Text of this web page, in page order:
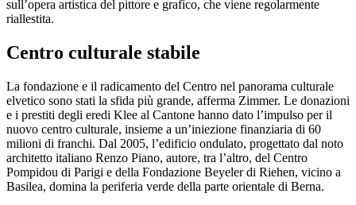
sull’opera artistica del pittore e grafico, che viene regolarmente
riallestita.
Centro culturale stabile
La fondazione e il radicamento del Centro nel panorama culturale
elvetico sono stati la sfida più grande, afferma Zimmer. Le donazioni
e i prestiti degli eredi Klee al Cantone hanno dato l’impulso per il
nuovo centro culturale, insieme a un’iniezione finanziaria di 60
milioni di franchi. Dal 2005, l’edificio ondulato, progettato dal noto
architetto italiano Renzo Piano, autore, tra l’altro, del Centro
Pompidou di Parigi e della Fondazione Beyeler di Riehen, vicino a
Basilea, domina la periferia verde della parte orientale di Berna.